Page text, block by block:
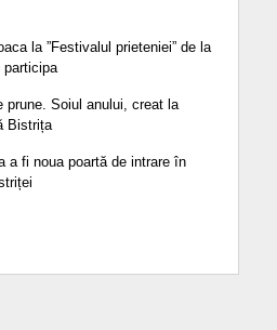
la ”Festivalul prieteniei” de la
participa
prune. Soiul anului, creat la
Bistrița
a fi noua poartă de intrare în